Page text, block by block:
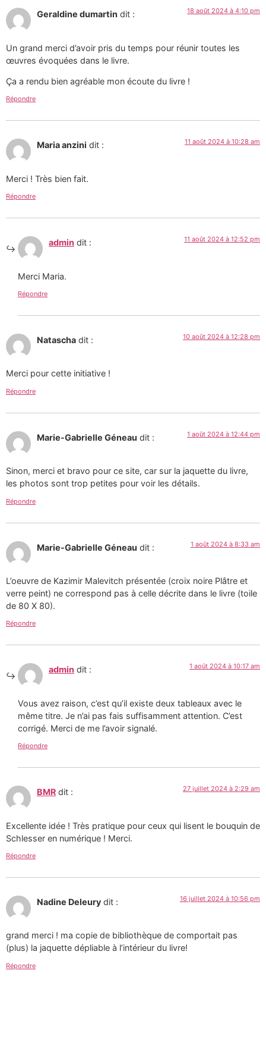
Geraldine dumartin dit : 18 août 2024 à 4:10 pm
Un grand merci d’avoir pris du temps pour réunir toutes les
œuvres évoquées dans le livre.
Ça a rendu bien agréable mon écoute du livre !
Répondre
Maria anzini dit : 11 août 2024 à 10:28 am
Merci ! Très bien fait.
Répondre
admin dit : 11 août 2024 à 12:52 pm
Merci Maria.
Répondre
Natascha dit : 10 août 2024 à 12:28 pm
Merci pour cette initiative !
Répondre
Marie-Gabrielle Géneau dit : 1 août 2024 à 12:44 pm
Sinon, merci et bravo pour ce site, car sur la jaquette du livre,
les photos sont trop petites pour voir les détails.
Répondre
Marie-Gabrielle Géneau dit : 1 août 2024 à 8:33 am
L’oeuvre de Kazimir Malevitch présentée (croix noire Plâtre et
verre peint) ne correspond pas à celle décrite dans le livre (toile
de 80 X 80).
Répondre
admin dit : 1 août 2024 à 10:17 am
Vous avez raison, c’est qu’il existe deux tableaux avec le
même titre. Je n’ai pas fais suffisamment attention. C’est
corrigé. Merci de me l’avoir signalé.
Répondre
BMR dit : 27 juillet 2024 à 2:29 am
Excellente idée ! Très pratique pour ceux qui lisent le bouquin de
Schlesser en numérique ! Merci.
Répondre
Nadine Deleury dit : 16 juillet 2024 à 10:56 pm
grand merci ! ma copie de bibliothèque de comportait pas
(plus) la jaquette dépliable à l’intérieur du livre!
Répondre